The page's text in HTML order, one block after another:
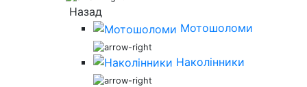
Назад
Мотошоломи
Наколінники